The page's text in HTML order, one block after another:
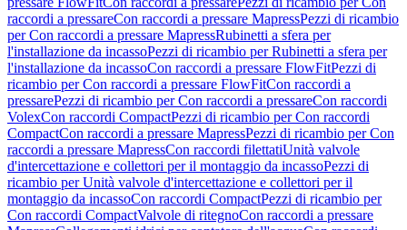
raccordi a pressareCon raccordi a pressare MapressPezzi di ricambio
per Con raccordi a pressare MapressRubinetti a sfera per
l'installazione da incassoPezzi di ricambio per Rubinetti a sfera per
l'installazione da incassoCon raccordi a pressare FlowFitPezzi di
ricambio per Con raccordi a pressare FlowFitCon raccordi a
pressarePezzi di ricambio per Con raccordi a pressareCon raccordi
VolexCon raccordi CompactPezzi di ricambio per Con raccordi
CompactCon raccordi a pressare MapressPezzi di ricambio per Con
raccordi a pressare MapressCon raccordi filettatiUnità valvole
d'intercettazione e collettori per il montaggio da incassoPezzi di
ricambio per Unità valvole d'intercettazione e collettori per il
montaggio da incassoCon raccordi CompactPezzi di ricambio per
Con raccordi CompactValvole di ritegnoCon raccordi a pressare